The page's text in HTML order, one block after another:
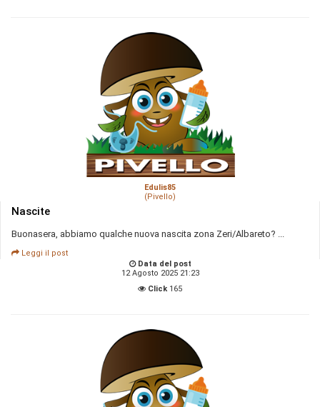
Edulis85
(Pivello)
Nascite
Buonasera, abbiamo qualche nuova nascita zona Zeri/Albareto? ...
Leggi il post
Data del post
12 Agosto 2025 21:23
Click 165